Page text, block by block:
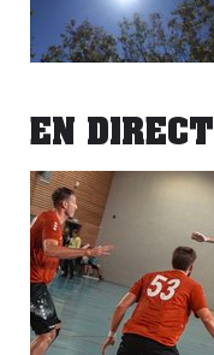
EN DIRECT